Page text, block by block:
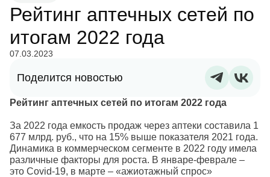
Рейтинг аптечных сетей по
итогам 2022 года
07.03.2023
Поделится новостью
Рейтинг аптечных сетей по итогам 2022 года
За 2022 года емкость продаж через аптеки составила 1
677 млрд. руб., что на 15% выше показателя 2021 года.
Динамика в коммерческом сегменте в 2022 году имела
различные факторы для роста. В январе-феврале –
это Covid-19, в марте – «ажиотажный спрос»